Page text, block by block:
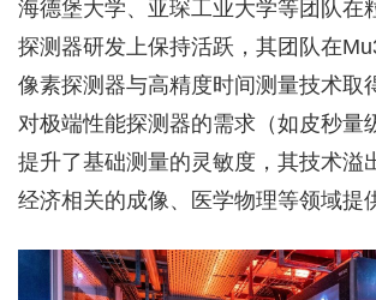
海德堡大学、亚琛工业大学等团队在
探测器研发上保持活跃，其团队在
像素探测器与高精度时间测量技术取
对极端性能探测器的需求（如皮秒量
提升了基础测量的灵敏度，其技术溢
经济相关的成像、医学物理等领域提